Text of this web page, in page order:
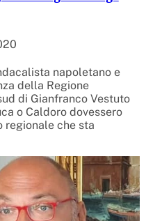
napoletano e
della Regione
di Gianfranco Vestuto
o Caldoro dovessero
regionale che sta